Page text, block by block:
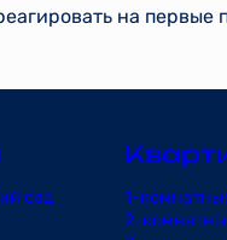
на первые
сад
1-
2-